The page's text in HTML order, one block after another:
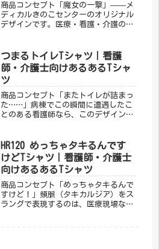
商品コンセプト「魔女の一撃」——メ
ディカルきのこセンターのオリジナル
デザインです。医療・看護・介護の現
ろん、プレゼントにもぴったりです。
「メディカルきのこセンター」が手が
け...
つまるトイレTシャツ｜看護
師・介護士向けあるあるTシャ
ツ
商品コンセプト「またトイレが詰まっ
た……」病棟でこの瞬間に遭遇したこ
とのある看護師なら、このデザインは
あるある。「メディカルきのこセンタ
ー」が手がけるこのデザインは、医
療・...
HR120 めっちゃタキるんです
けどTシャツ｜看護師・介護士
向けあるあるTシャツ
商品コンセプト「めっちゃタキるんで
すけど！」頻脈（タキカルジア）をス
ラングで表現するのは、医療現場なら